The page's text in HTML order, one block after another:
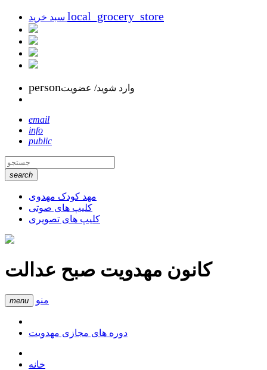
local_grocery_store
personوارد شوید/ عضویت
email
info
public
search
مهد کودک مهدوی
کلیپ های صوتی
کلیپ های تصویری
کانون مهدویت صبح عدالت
menu منو
دوره های مجازی مهدویت
خانه